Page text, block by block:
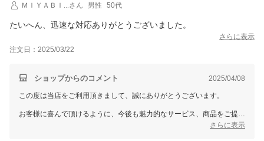
ＭＩＹＡＢＩ...さん
男性 50代
たいへん、迅速な対応ありがとうございました。
さらに表示
注文日：2025/03/22
ショップからのコメント 2025/04/08
この度は当店をご利用頂きまして、誠にありがとうございます。
お客様に喜んで頂けるように、今後も魅力的なサービス、商品をご提案
さらに表示